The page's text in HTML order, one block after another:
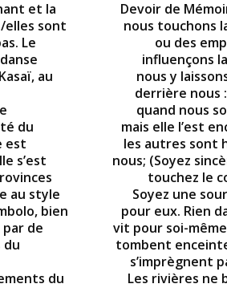
et la
elles sont
Le
au
du
est
s’est
au style
bien
de
du
du
Devoir de
nous touchons
ou des
influençons
nous y
derrière nous
quand nous
mais elle l’est
les autres sont
nous; (Soyez
touchez le
Soyez une
pour eux. Rien
vit pour soi-
tombent
s’imprègnent
Les rivières ne